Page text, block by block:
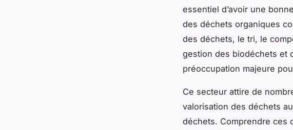
essentiel d’avoir une
des déchets organiques
des déchets, le tri, le
gestion des biodéchets et
préoccupation majeure
Ce secteur attire de
valorisation des déchets
déchets. Comprendre ces